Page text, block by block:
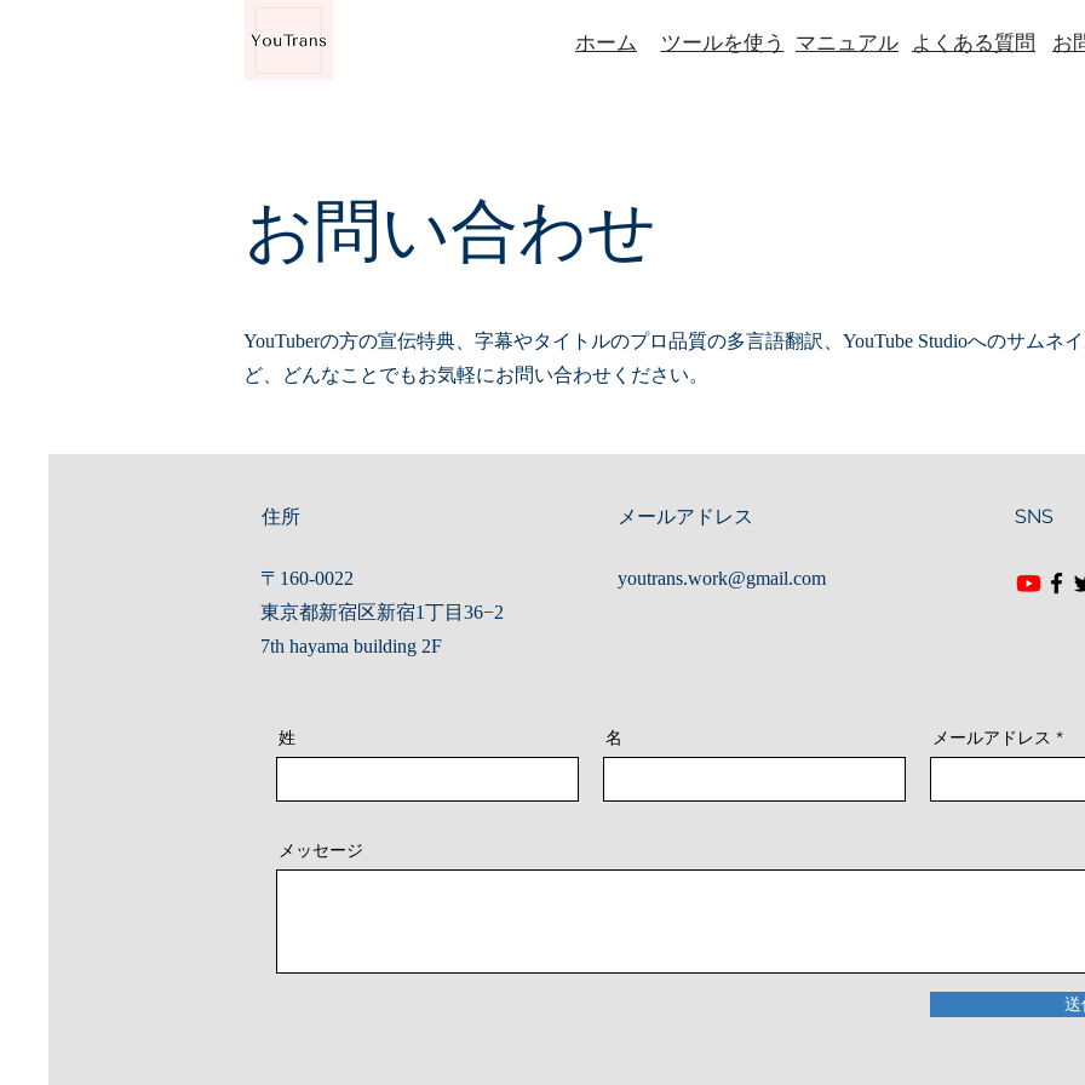
ホーム ツールを使う マニュアル よくある質問 お
お問い合わせ
YouTuberの方の宣伝特典、字幕やタイトルのプロ品質の多言語翻訳、YouTube Studioへのサムネ
ど、どんなことでもお気軽にお問い合わせください。
​住所
〒160-0022
東京都新宿区新宿1丁目36−2
7th hayama building 2F
メールアドレス
youtrans.work@gmail.com
SNS
姓 名 メールアドレス
メッセージ
送